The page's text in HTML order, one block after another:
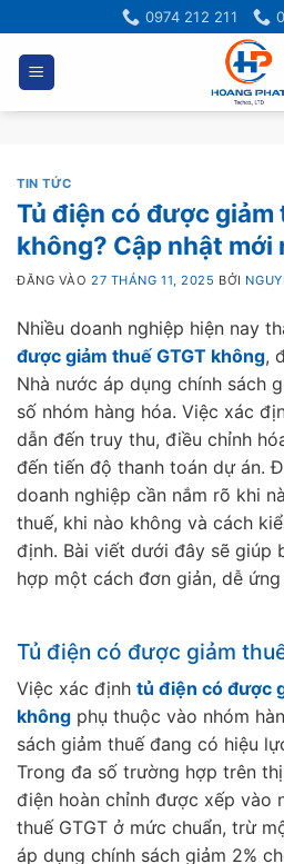
qua
dung
0974 212 211
TIN TỨC
Tủ điện có được giảm
không? Cập nhật mới
ĐĂNG VÀO 27 THÁNG 11, 2025 BỞI
Nhiều doanh nghiệp hiện nay
được giảm thuế GTGT không,
Nhà nước áp dụng chính sách
số nhóm hàng hóa. Việc xác
dẫn đến truy thu, điều chỉnh
đến tiến độ thanh toán dự án.
doanh nghiệp cần nắm rõ khi
thuế, khi nào không và cách
định. Bài viết dưới đây sẽ giúp
hợp một cách đơn giản, dễ
Tủ điện có được giảm
Việc xác định tủ điện có được
không phụ thuộc vào nhóm
sách giảm thuế đang có hiệu
Trong đa số trường hợp trên
điện hoàn chỉnh được xếp vào
thuế GTGT ở mức chuẩn, trừ
áp dụng chính sách giảm 2%